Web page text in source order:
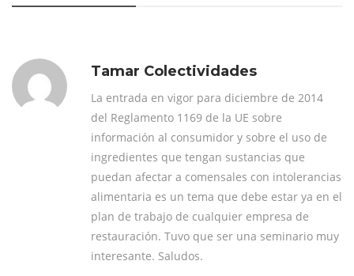
Tamar Colectividades
La entrada en vigor para diciembre de 2014
del Reglamento 1169 de la UE sobre
información al consumidor y sobre el uso de
ingredientes que tengan sustancias que
puedan afectar a comensales con intolerancias
alimentaria es un tema que debe estar ya en el
plan de trabajo de cualquier empresa de
restauración. Tuvo que ser una seminario muy
interesante. Saludos.